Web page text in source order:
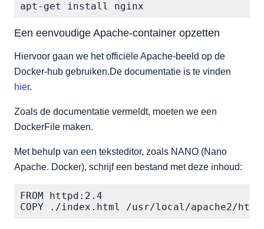
Een eenvoudige Apache-container opzetten
Hiervoor gaan we het officiële Apache-beeld op de
Docker-hub gebruiken.De documentatie is te vinden
hier.
Zoals de documentatie vermeldt, moeten we een
DockerFile maken.
Met behulp van een teksteditor, zoals NANO (Nano
Apache. Docker), schrijf een bestand met deze inhoud:
FROM httpd:2.4